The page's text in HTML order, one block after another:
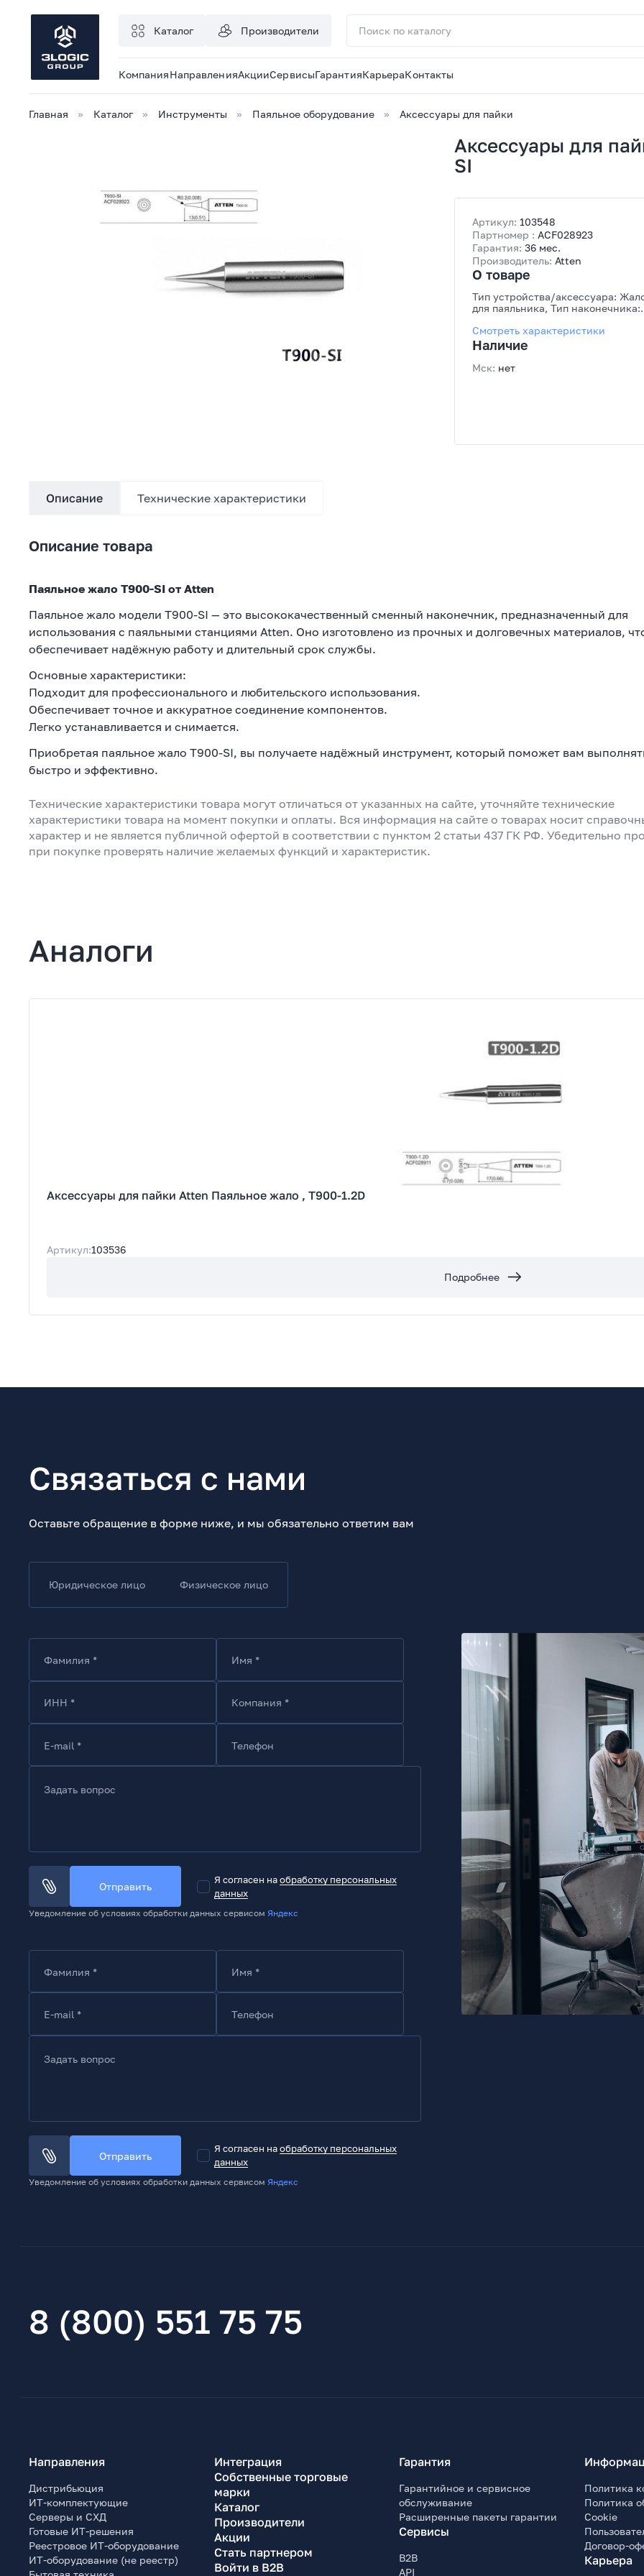
Каталог Производители
КомпанияНаправленияАкцииСервисыГарантияКарьераКонтакты
Главная Каталог Инструменты Паяльное оборудование Аксессуары для пайки
Аксессуары для
SI
Артикул: 103548
Партномер : ACF028923
Гарантия: 36 мес.
Производитель: Atten
О товаре
Тип устройства/аксессуара:
для паяльника, Тип наконечника:
Смотреть характеристики
Наличие
Мск: нет
Описание Технические характеристики
Описание товара
Паяльное жало T900-SI от Atten
Паяльное жало модели T900-SI — это высококачественный сменный наконечник, предназначенный для
использования с паяльными станциями Atten. Оно изготовлено из прочных и долговечных материалов,
обеспечивает надёжную работу и длительный срок службы.
Основные характеристики:
Подходит для профессионального и любительского использования.
Обеспечивает точное и аккуратное соединение компонентов.
Легко устанавливается и снимается.
Приобретая паяльное жало T900-SI, вы получаете надёжный инструмент, который поможет вам
быстро и эффективно.
Технические характеристики товара могут отличаться от указанных на сайте, уточняйте технические
характеристики товара на момент покупки и оплаты. Вся информация на сайте о товарах носит
характер и не является публичной офертой в соответствии с пунктом 2 статьи 437 ГК РФ. Убедительно
при покупке проверять наличие желаемых функций и характеристик.
Аналоги
Аксессуары для пайки Atten Паяльное жало , T900-1.2D
Артикул:103536
Подробнее
Связаться с нами
Оставьте обращение в форме ниже, и мы обязательно ответим вам
Юридическое лицо Физическое лицо
Фамилия * Имя *
ИНН * Компания *
E-mail * Телефон
Задать вопрос
Отправить
Я согласен наобработку персональных
данных
Уведомление об условиях обработки данных сервисом Яндекс
Фамилия * Имя *
E-mail * Телефон
Задать вопрос
Отправить
Я согласен наобработку персональных
данных
Уведомление об условиях обработки данных сервисом Яндекс
8 (800) 551 75 75
Направления
Дистрибьюция
ИТ-комплектующие
Серверы и СХД
Готовые ИТ-решения
Реестровое ИТ-оборудование
ИТ-оборудование (не реестр)
Интеграция
Собственные торговые
марки
Каталог
Производители
Акции
Стать партнером
Войти в B2B
Гарантия
Гарантийное и сервисное
обслуживание
Расширенные пакеты гарантии
Сервисы
B2B
API
Политика
Политика
Cookie
Договор-
Карьера